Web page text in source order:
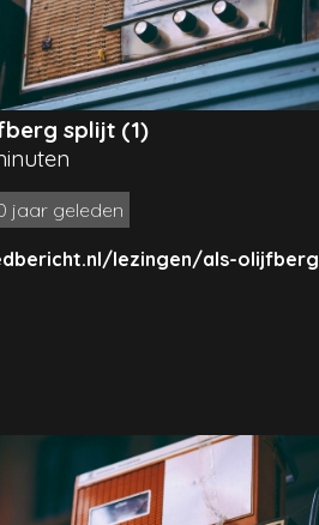
splijt (1)
jaar geleden
lezingen/als-